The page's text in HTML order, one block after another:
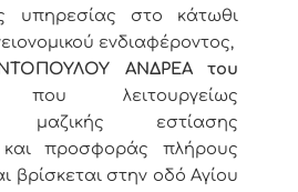
υπηρεσίας στο κάτωθι
ενδιαφέροντος,
ΑΝΔΡΕΑ του
λειτουργείως
μαζικής εστίασης
προσφοράς πλήρους
βρίσκεται στην οδό Αγίου